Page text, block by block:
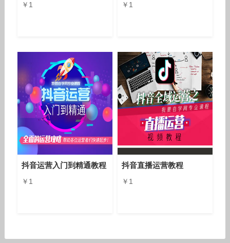
￥1 ￥1
抖音运营入门到精通教程
￥1
抖音直播运营教程
￥1